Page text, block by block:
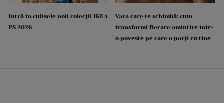
Intră în culisele noii colecții IKEA
PS 2026
Vara care te schimbă: cum
transformi fiecare amintire într-
o poveste pe care o porți cu tine